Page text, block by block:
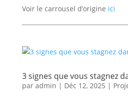
Voir le carrousel d’origine ici
3 signes que vous stagnez
par admin | Déc 12, 2025 |